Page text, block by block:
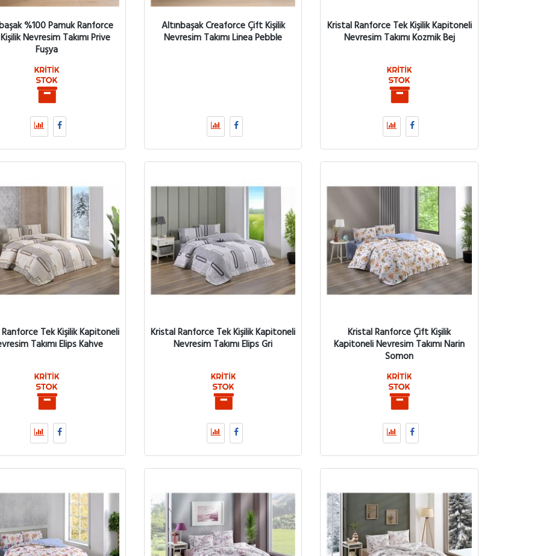
%100 Pamuk Ranforce
Nevresim Takımı Prive
Fuşya
Altınbaşak Creaforce Çift Kişilik
Nevresim Takımı Linea Pebble
Kristal Ranforce Tek Kişilik Kapitoneli
Nevresim Takımı Kozmik Bej
Tek Kişilik Kapitoneli
Takımı Elips Kahve
Kristal Ranforce Tek Kişilik Kapitoneli
Nevresim Takımı Elips Gri
Kristal Ranforce Çift Kişilik
Kapitoneli Nevresim Takımı Narin
Somon